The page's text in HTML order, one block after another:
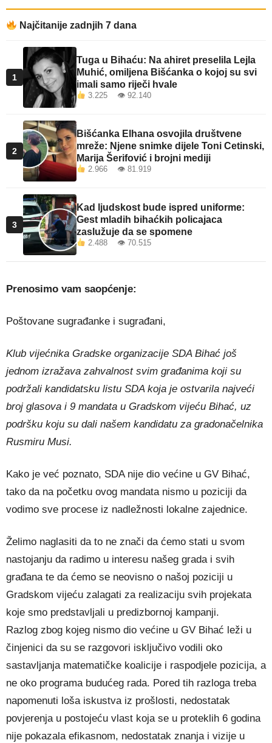
Najčitanije zadnjih 7 dana
1
Tuga u Bihaću: Na ahiret preselila Lejla
Muhić, omiljena Bišćanka o kojoj su svi
imali samo riječi hvale
3.225 👁 92.140
2
Bišćanka Elhana osvojila društvene
mreže: Njene snimke dijele Toni Cetinski,
Marija Šerifović i brojni mediji
2.966 👁 81.919
3
Kad ljudskost bude ispred uniforme:
Gest mladih bihaćkih policajaca
zaslužuje da se spomene
2.488 👁 70.515
Prenosimo vam saopćenje:
Poštovane sugrađanke i sugrađani,
Klub vijećnika Gradske organizacije SDA Bihać još
jednom izražava zahvalnost svim građanima koji su
podržali kandidatsku listu SDA koja je ostvarila najveći
broj glasova i 9 mandata u Gradskom vijeću Bihać, uz
podršku koju su dali našem kandidatu za gradonačelnika
Rusmiru Musi.
Kako je već poznato, SDA nije dio većine u GV Bihać,
tako da na početku ovog mandata nismo u poziciji da
vodimo sve procese iz nadležnosti lokalne zajednice.
Želimo naglasiti da to ne znači da ćemo stati u svom
nastojanju da radimo u interesu našeg grada i svih
građana te da ćemo se neovisno o našoj poziciji u
Gradskom vijeću zalagati za realizaciju svih projekata
koje smo predstavljali u predizbornoj kampanji.
Razlog zbog kojeg nismo dio većine u GV Bihać leži u
činjenici da su se razgovori isključivo vodili oko
sastavljanja matematičke koalicije i raspodjele pozicija, a
ne oko programa budućeg rada. Pored tih razloga treba
napomenuti loša iskustva iz prošlosti, nedostatak
povjerenja u postojeću vlast koja se u proteklih 6 godina
nije pokazala efikasnom, nedostatak znanja i vizije u